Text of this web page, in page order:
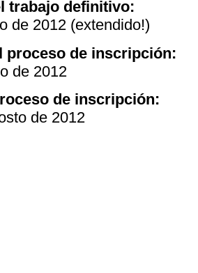
trabajo definitivo:
de 2012 (extendido!)
proceso de inscripción:
de 2012
de inscripción:
de 2012